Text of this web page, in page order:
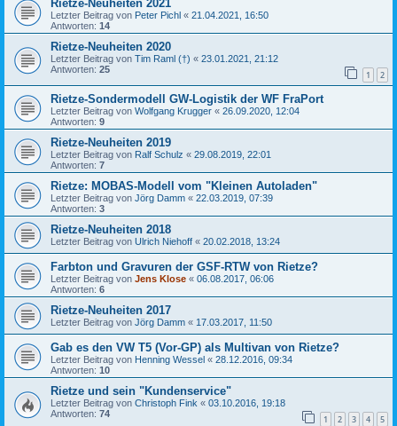
Rietze-Neuheiten 2021
Letzter Beitrag von Peter Pichl « 21.04.2021, 16:50
Antworten: 14
Rietze-Neuheiten 2020
Letzter Beitrag von Tim Raml (†) « 23.01.2021, 21:12
Antworten: 25 1 2
Rietze-Sondermodell GW-Logistik der WF FraPort
Letzter Beitrag von Wolfgang Krugger « 26.09.2020, 12:04
Antworten: 9
Rietze-Neuheiten 2019
Letzter Beitrag von Ralf Schulz « 29.08.2019, 22:01
Antworten: 7
Rietze: MOBAS-Modell vom "Kleinen Autoladen"
Letzter Beitrag von Jörg Damm « 22.03.2019, 07:39
Antworten: 3
Rietze-Neuheiten 2018
Letzter Beitrag von Ulrich Niehoff « 20.02.2018, 13:24
Farbton und Gravuren der GSF-RTW von Rietze?
Letzter Beitrag von Jens Klose « 06.08.2017, 06:06
Antworten: 6
Rietze-Neuheiten 2017
Letzter Beitrag von Jörg Damm « 17.03.2017, 11:50
Gab es den VW T5 (Vor-GP) als Multivan von Rietze?
Letzter Beitrag von Henning Wessel « 28.12.2016, 09:34
Antworten: 10
Rietze und sein "Kundenservice"
Letzter Beitrag von Christoph Fink « 03.10.2016, 19:18
Antworten: 74 1 2 3 4 5